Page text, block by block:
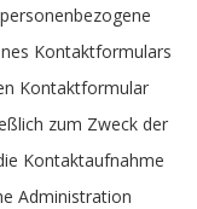
Kontaktformulars
Kontaktformular
zum Zweck der
Kontaktaufnahme
Administration